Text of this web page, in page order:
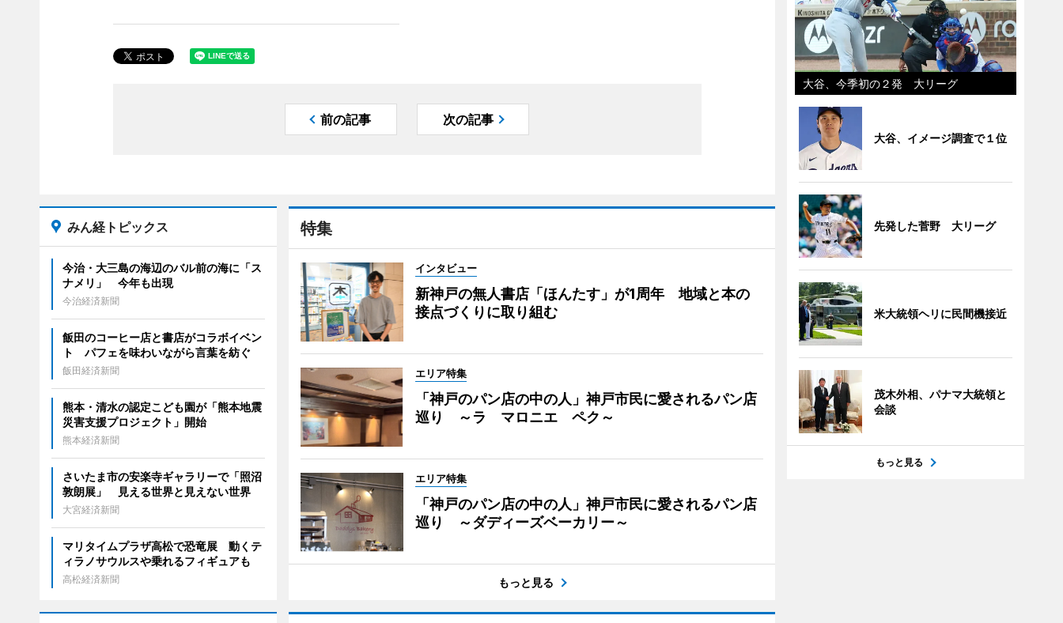
前の記事 次の記事
特集
インタビュー
新神戸の無人書店「ほんたす」が1周年 地域と本の
接点づくりに取り組む
エリア特集
「神戸のパン店の中の人」神戸市民に愛されるパン店
巡り ～ラ マロニエ ペク～
エリア特集
「神戸のパン店の中の人」神戸市民に愛されるパン店
巡り ～ダディーズベーカリー～
もっと見る
みん経トピックス
今治・大三島の海辺のバル前の海に「ス
ナメリ」 今年も出現
今治経済新聞
飯田のコーヒー店と書店がコラボイベン
ト パフェを味わいながら言葉を紡ぐ
飯田経済新聞
熊本・清水の認定こども園が「熊本地震
災害支援プロジェクト」開始
熊本経済新聞
さいたま市の安楽寺ギャラリーで「照沼
敦朗展」 見える世界と見えない世界
大宮経済新聞
マリタイムプラザ高松で恐竜展 動くテ
ィラノサウルスや乗れるフィギュアも
高松経済新聞
大谷、今季初の２発 大リーグ
大谷、イメージ調査で１位
先発した菅野 大リーグ
米大統領ヘリに民間機接近
茂木外相、パナマ大統領と
会談
もっと見る